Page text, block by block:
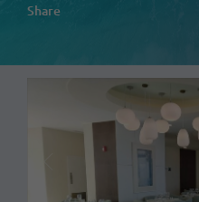
Share